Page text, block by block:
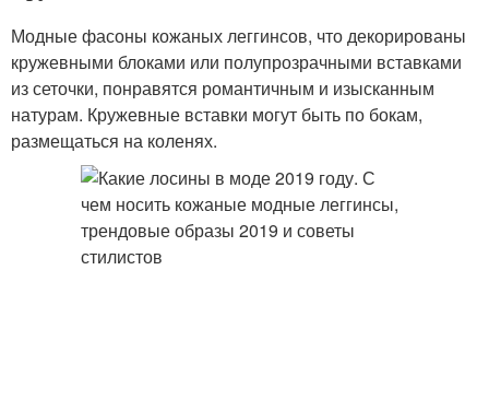
Модные фасоны кожаных леггинсов, что декорированы
кружевными блоками или полупрозрачными вставками
из сеточки, понравятся романтичным и изысканным
натурам. Кружевные вставки могут быть по бокам,
размещаться на коленях.